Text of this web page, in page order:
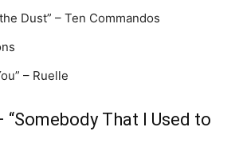
Dust” – Ten Commandos
– Ruelle
“Somebody That I Used to